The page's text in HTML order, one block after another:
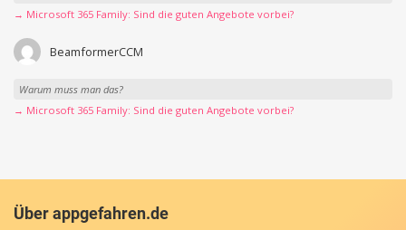
→ Microsoft 365 Family: Sind die guten Angebote vorbei?
BeamformerCCM
Warum muss man das?
→ Microsoft 365 Family: Sind die guten Angebote vorbei?
Über appgefahren.de